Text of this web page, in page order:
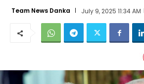
Team News Danka July 9, 2025 11:34 AM